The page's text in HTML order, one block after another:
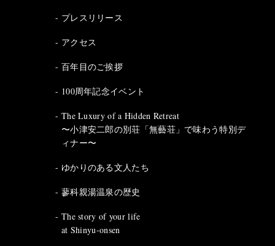
プレスリリース
アクセス
百年目のご挨拶
100周年記念イベント
The Luxury of a Hidden Retreat
〜小津安二郎の別荘「無藝荘」で味わう特別デ
ィナー〜
ゆかりのある文人たち
蓼科親湯温泉の歴史
The story of your life
at Shinyu-onsen